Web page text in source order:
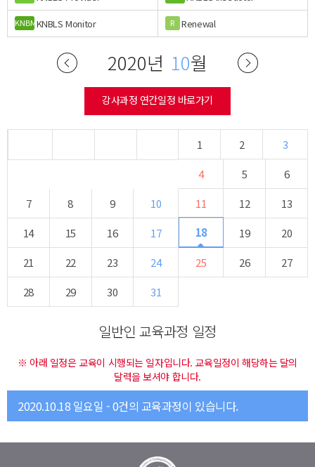
KNBMKNBLS Monitor R Renewal
2020년 10월
강사과정 연간일정 바로가기
1 2
3
4
5
6
7
8 9 10 11 12
13
14
15 16 17 18 19
20
21
22 23 24 25 26
27
28
29 30 31
일반인 교육과정 일정
※ 아래 일정은 교육이 시행되는 일자입니다. 교육일정이 해당하는 달의
달력을 보셔야 합니다.
2020.10.18 일요일 - 0건의 교육과정이 있습니다.